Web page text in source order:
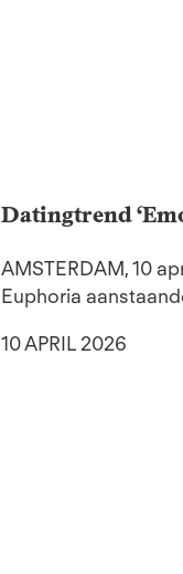
Datingtrend
AMSTERDAM, 10
Euphoria
10 APRIL 2026